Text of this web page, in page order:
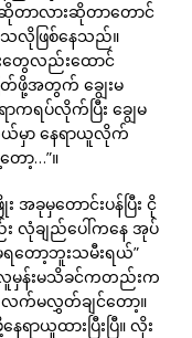
ာလားဆိုတာတောင်
လိုဖြစ်နေသည်။
တွေလည်းထောင်
တ်ဖို့အတွက် ချွေးမ
ကရပ်လိုက်ပြီး ချွေမ
ယ်မှာ နေရာယူလိုက်
ော့…”။
အခုမှတောင်းပန်ပြီး ငို
ချည်ပေါ်ကနေ အုပ်
ရတော့ဘူးသမီးရယ်”
လူမှန်းမသိခင်ကတည်းက
က်မလွှတ်ချင်တော့။
ရာယူထားပြီးပြီ။ လိုး